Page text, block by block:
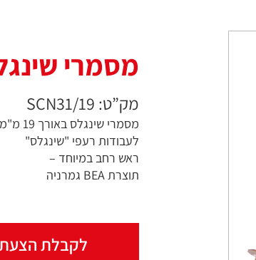
מסמרי שינגלס
מק”ט: SCN31/19
מסמרי שינגלס באורך 19 מ"מ
לעבודות רעפי "שינגלס"
ראש רחב במיוחד –
תוצרת BEA גמרניה
לקבלת